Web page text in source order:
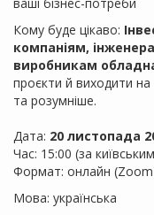
ваші бізнес-потреби
Кому буде цікаво:
компаніям,
виробникам
проєкти й виходити
та розумніше.
Дата: 20 листопада
Час: 15:00 (за
Формат: онлайн
Мова: українська